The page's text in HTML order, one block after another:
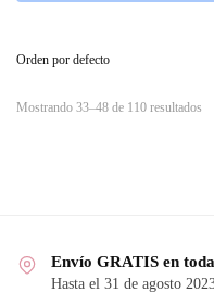
Mostrando 33–48 de 110 resultados
Envío GRATIS en
Hasta el 31 de agosto